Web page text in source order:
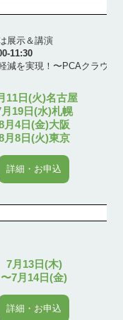
展示＆講演
11:30
減を実現！〜PCAクラウ
11日(火)名古屋
19日(水)札幌
月4日(金)大阪
月8日(火)東京
詳細・お申込
7月13日(木)
〜7月14日(金)
詳細・お申込